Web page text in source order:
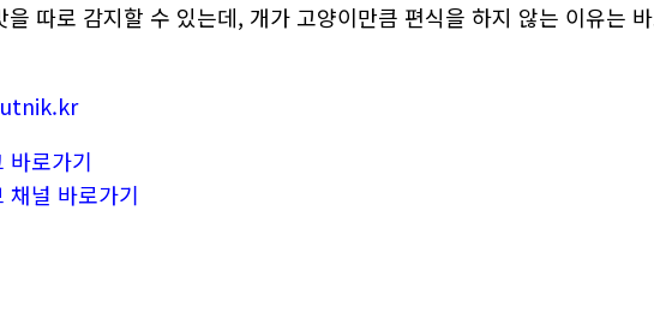
을 따로 감지할 수 있는데, 개가 고양이만큼 편식을 하지 않는 이유는
로가기
널 바로가기